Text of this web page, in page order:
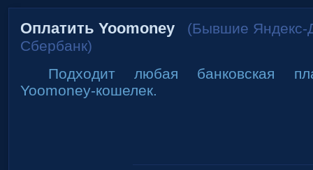
Оплатить Yoomoney
(Бывшие Яндекс-
Сбербанк)
Подходит любая банковская
Yoomoney-кошелек.